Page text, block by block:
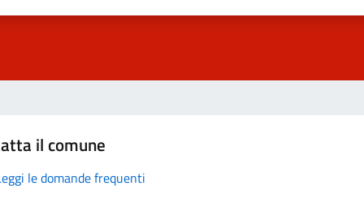
il comune
le domande frequenti